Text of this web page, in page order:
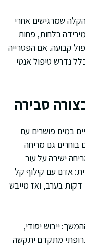
שמרגישים אחרי
בלחות, פחות
קבועה. אם הפטרייה
נדרש טיפול אנטי
סבירה
במים פושרים עם
גם מריחה
ישירה על עור
אדם עם קילוף קל
בין שתי אצבעות עושה השריה מדוללת 10 דקות בערב, ואז מייבש
ייבוש יסודי,
תרופתי מתקדם יתקשה